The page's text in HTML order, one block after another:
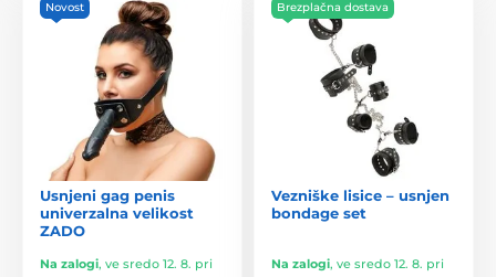
Novost
Usnjeni gag penis
univerzalna velikost
ZADO
Na zalogi, ve sredo 12. 8. pri
Brezplačna dostava
Vezniške lisice – usnjen
bondage set
Na zalogi, ve sredo 12. 8. pri